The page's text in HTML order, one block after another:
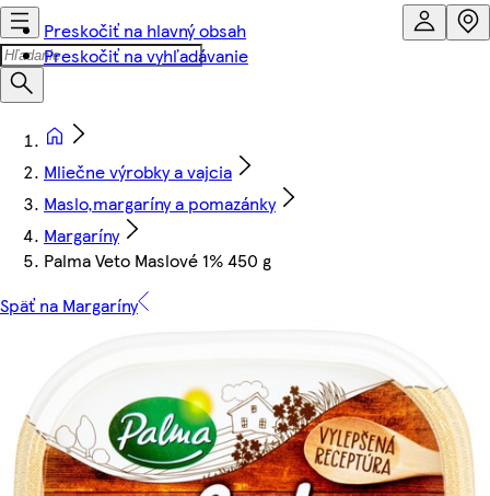
Preskočiť na hlavný obsah
Preskočiť na vyhľadávanie
Mliečne výrobky a vajcia
Maslo,margaríny a pomazánky
Margaríny
Palma Veto Maslové 1% 450 g
Späť na Margaríny